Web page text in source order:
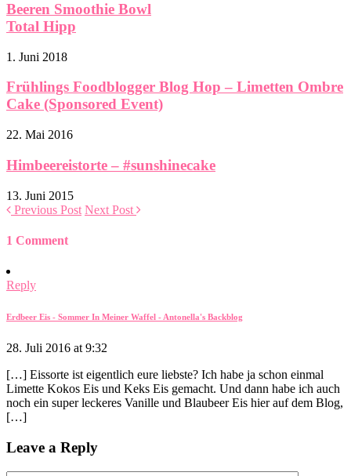
Beeren Smoothie Bowl
Total Hipp
1. Juni 2018
Frühlings Foodblogger Blog Hop – Limetten Ombre
Cake (Sponsored Event)
22. Mai 2016
Himbeereistorte – #sunshinecake
13. Juni 2015
Previous Post Next Post
1 Comment
Reply
Erdbeer Eis - Sommer In Meiner Waffel - Antonella's Backblog
28. Juli 2016 at 9:32
[…] Eissorte ist eigentlich eure liebste? Ich habe ja schon einmal
Limette Kokos Eis und Keks Eis gemacht. Und dann habe ich auch
noch ein super leckeres Vanille und Blaubeer Eis hier auf dem Blog,
[…]
Leave a Reply